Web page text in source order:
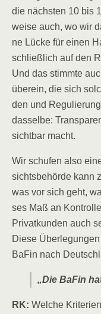
die nächs­ten 10 bis
wei­se auch, wo wir
ne Lücke für einen
schließ­lich auf den
Und das stimm­te
über­ein, die sich
den und
das­sel­be:
sicht­bar macht.
Wir schu­fen also
sichts­be­hör­de kann
was vor sich geht,
ses Maß an
Pri­vat­kun­den auch
Die­se
BaFin nach
„Die BaFin
RK: Wel­che